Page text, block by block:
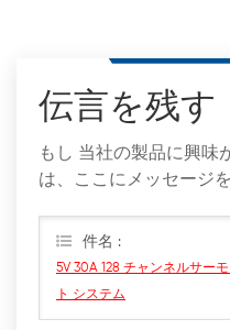
伝言を残す
もし 当社の製品に興味
は、ここにメッセージ
件名 :
5V 30A 128 チャンネルサー
ト システム